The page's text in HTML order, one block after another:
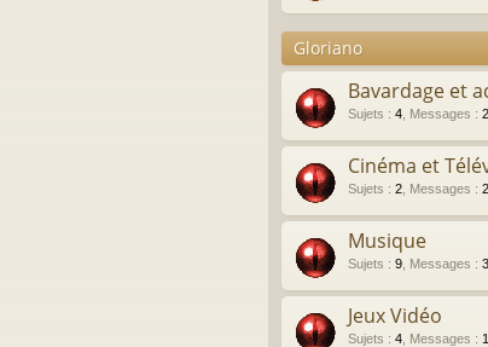
Gloriano
Bavardage et
Sujets : 4 Messages :
Cinéma et
Sujets : 2 Messages :
Musique
Sujets : 9 Messages :
Jeux Vidéo
Sujets : 4 Messages :